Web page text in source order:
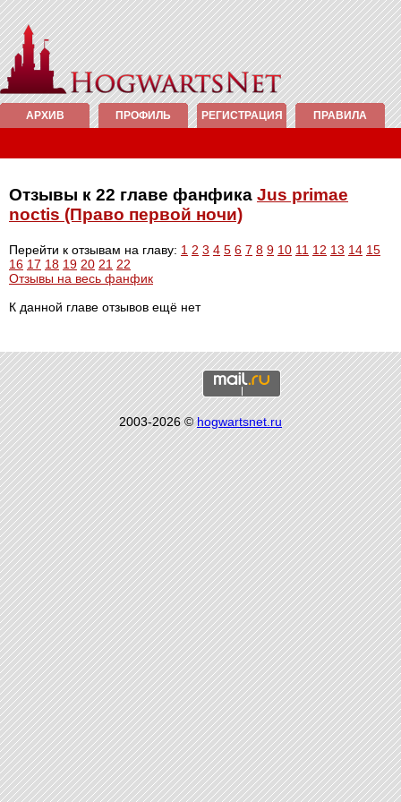
АРХИВ ПРОФИЛЬ РЕГИСТРАЦИЯ ПРАВИЛА
Отзывы к 22 главе фанфика Jus primae
noctis (Право первой ночи)
Перейти к отзывам на главу: 1 2 3 4 5 6 7 8 9 10 11 12 13 14 15
16 17 18 19 20 21 22
Отзывы на весь фанфик
К данной главе отзывов ещё нет
2003-2026 ©hogwartsnet.ru